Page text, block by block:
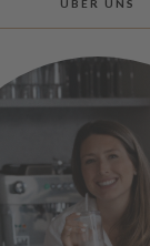
ÜBER UNS